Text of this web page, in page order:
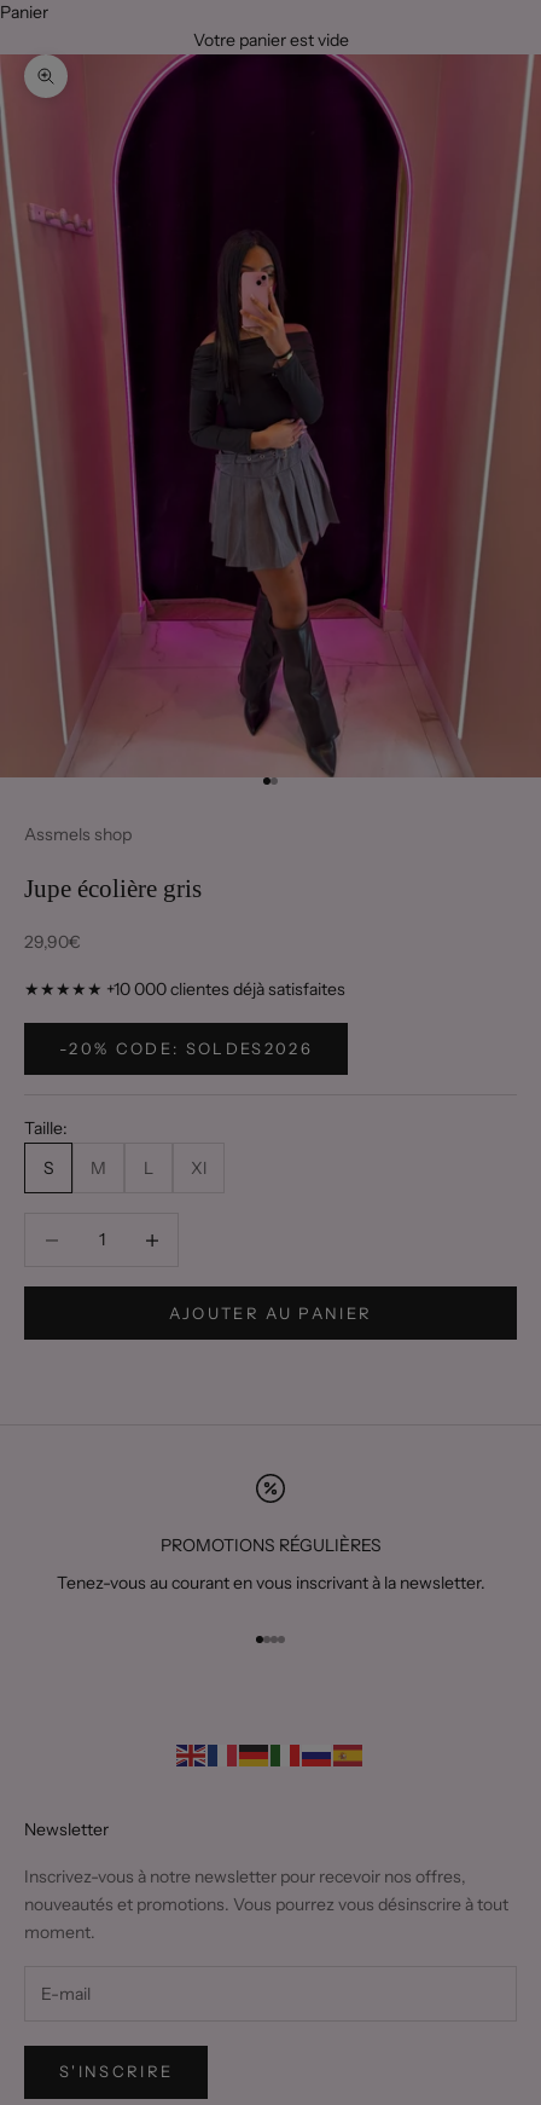
Panier
Votre panier est vide
Zoomer sur l'image
Aller à l'élément 1
Aller à l'élément 2
Assmels shop
Jupe écolière gris
Prix de vente
29,90€
★★★★★ +10 000 clientes déjà satisfaites
-20% CODE: SOLDES2026
Taille:
S
M L Xl
AJOUTER AU PANIER
PROMOTIONS RÉGULIÈRES
Tenez-vous au courant en vous inscrivant à la newsletter.
Aller à l'élément 1
Aller à l'élément 2
Aller à l'élément 3
Aller à l'élément 4
Newsletter
Inscrivez-vous à notre newsletter pour recevoir nos offres,
nouveautés et promotions. Vous pourrez vous désinscrire à tout
moment.
S'INSCRIRE